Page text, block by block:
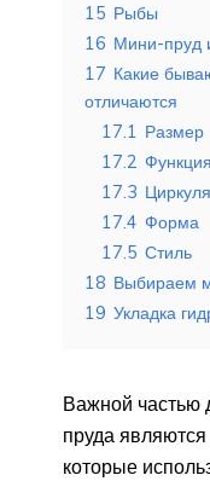
15 Рыбы
16 Мини-пруд
17 Какие
отличаются
17.1 Размер
17.2 Функция
17.3
17.4 Форма
17.5 Стиль
18 Выбираем
19 Укладка
Важной частью
пруда
которые